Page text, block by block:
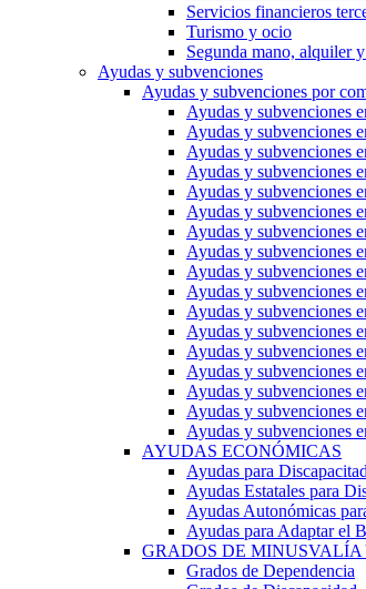
Servicios financieros
Turismo y ocio
Segunda mano, alquiler
Ayudas y subvenciones
Ayudas y subvenciones por
Ayudas y subvenciones
Ayudas y subvenciones
Ayudas y subvenciones
Ayudas y subvenciones
Ayudas y subvenciones
Ayudas y subvenciones
Ayudas y subvenciones
Ayudas y subvenciones
Ayudas y subvenciones
Ayudas y subvenciones
Ayudas y subvenciones
Ayudas y subvenciones
Ayudas y subvenciones
Ayudas y subvenciones
Ayudas y subvenciones
Ayudas y subvenciones
Ayudas y subvenciones
AYUDAS ECONÓMICAS
Ayudas para
Ayudas Estatales para
Ayudas Autonómicas
Ayudas para Adaptar el
GRADOS DE MINUSVALÍA
Grados de Dependencia